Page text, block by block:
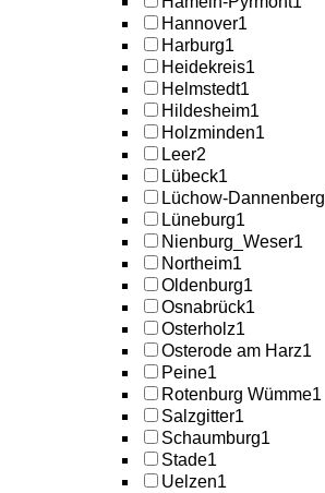
Hannover1
Harburg1
Heidekreis1
Helmstedt1
Hildesheim1
Holzminden1
Leer2
Lübeck1
Lüchow-Dannenberg
Lüneburg1
Nienburg_Weser1
Northeim1
Oldenburg1
Osnabrück1
Osterholz1
Osterode am Harz1
Peine1
Rotenburg Wümme1
Salzgitter1
Schaumburg1
Stade1
Uelzen1